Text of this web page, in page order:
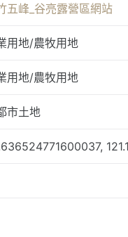
五峰_谷亮露營區網站
用地/農牧用地
用地/農牧用地
市土地